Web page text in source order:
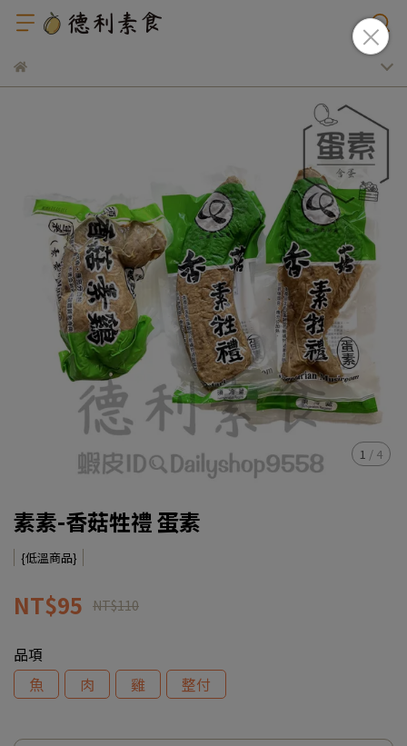
1 / 4
素素-香菇牲禮 蛋素
{低溫商品}
NT$95 NT$110
品項
魚
肉 雞 整付